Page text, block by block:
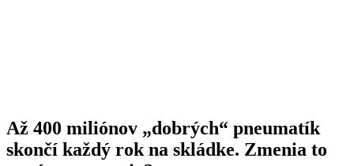
Až 400 miliónov „dobrých“ pneumatík
skončí každý rok na skládke. Zmenia to